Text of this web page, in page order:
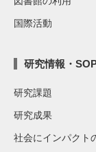
国際活動
研究情報・
研究課題
研究成果
社会にインパクト